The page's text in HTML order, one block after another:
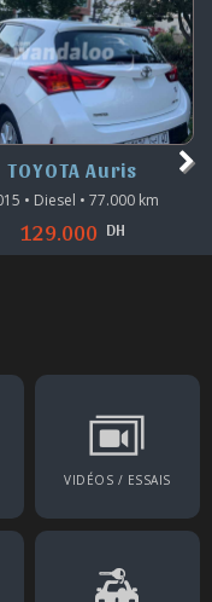
TOYOTA Auris
• Diesel • 77.000 km
129.000 DH
VIDÉOS / ESSAIS